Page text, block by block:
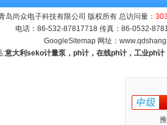
岛尚众电子科技有限公司 版权所有 总访问量：
电话：86-532-87817718 传真：86-0532-
GoogleSitemap 网址：
:意大利seko计量泵，ph计，在线ph计，工业ph